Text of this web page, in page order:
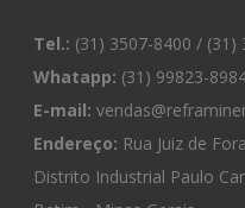
Tel.: (31) 3507-8400 / (31)
Whatapp: (31) 99823-
E-mail:
Endereço: Rua Juiz de
Distrito Industrial Paulo